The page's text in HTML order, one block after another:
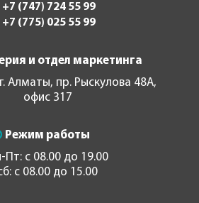
+7 (747) 724 55 99
+7 (775) 025 55 99
и отдел маркетинга
Алматы, пр. Рыскулова 48А,
офис 317
Режим работы
Пт: с 08.00 до 19.00
с 08.00 до 15.00